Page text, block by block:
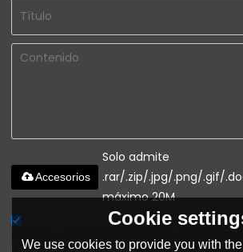
Solo admite
.rar/.zip/.jpg/.png/.gif/
máximo 20M
Accesorios
He leido y acepto los Términos y
Cookie
We use cookies to provide you with